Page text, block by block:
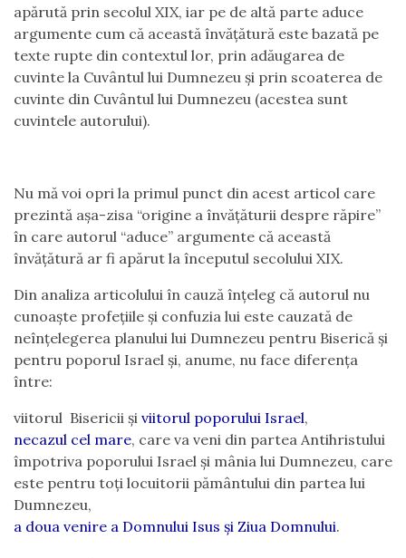
apărută prin secolul XIX, iar pe de altă parte aduce
argumente cum că această învățătură este bazată pe
texte rupte din contextul lor, prin adăugarea de
cuvinte la Cuvântul lui Dumnezeu și prin scoaterea de
cuvinte din Cuvântul lui Dumnezeu (acestea sunt
cuvintele autorului).
Nu mă voi opri la primul punct din acest articol care
prezintă așa-zisa “origine a învățăturii despre răpire”
în care autorul “aduce” argumente că această
învățătură ar fi apărut la începutul secolului XIX.
Din analiza articolului în cauză înțeleg că autorul nu
cunoaște profețiile și confuzia lui este cauzată de
neînțelegerea planului lui Dumnezeu pentru Biserică și
pentru poporul Israel și, anume, nu face diferența
între:
viitorul Bisericii și viitorul poporului Israel,
necazul cel mare, care va veni din partea Antihristului
împotriva poporului Israel și mânia lui Dumnezeu, care
este pentru toți locuitorii pământului din partea lui
Dumnezeu,
a doua venire a Domnului Isus și Ziua Domnului.